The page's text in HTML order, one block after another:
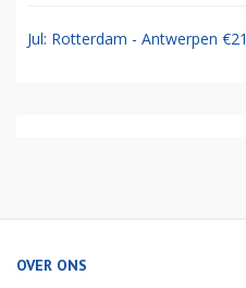
Jul: Rotterdam - Antwerpen €21
OVER ONS